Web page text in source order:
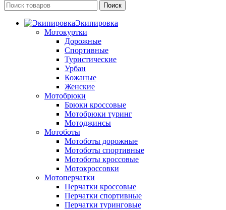
Поиск
Экипировка
Мотокуртки
Дорожные
Спортивные
Туристические
Урбан
Кожаные
Женские
Мотобрюки
Брюки кроссовые
Мотобрюки туринг
Мотоджинсы
Мотоботы
Мотоботы дорожные
Мотоботы спортивные
Мотоботы кроссовые
Мотокроссовки
Мотоперчатки
Перчатки кроссовые
Перчатки спортивные
Перчатки туринговые